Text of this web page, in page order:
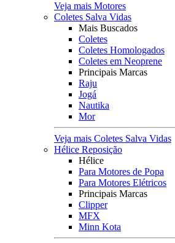
Veja mais Motores
Coletes Salva Vidas
Mais Buscados
Coletes
Coletes Homologados
Coletes em Neoprene
Principais Marcas
Raju
Jogá
Nautika
Mor
Veja mais Coletes Salva Vidas
Hélice Reposição
Hélice
Para Motores de Popa
Para Motores Elétricos
Principais Marcas
Clipper
MFX
Minn Kota